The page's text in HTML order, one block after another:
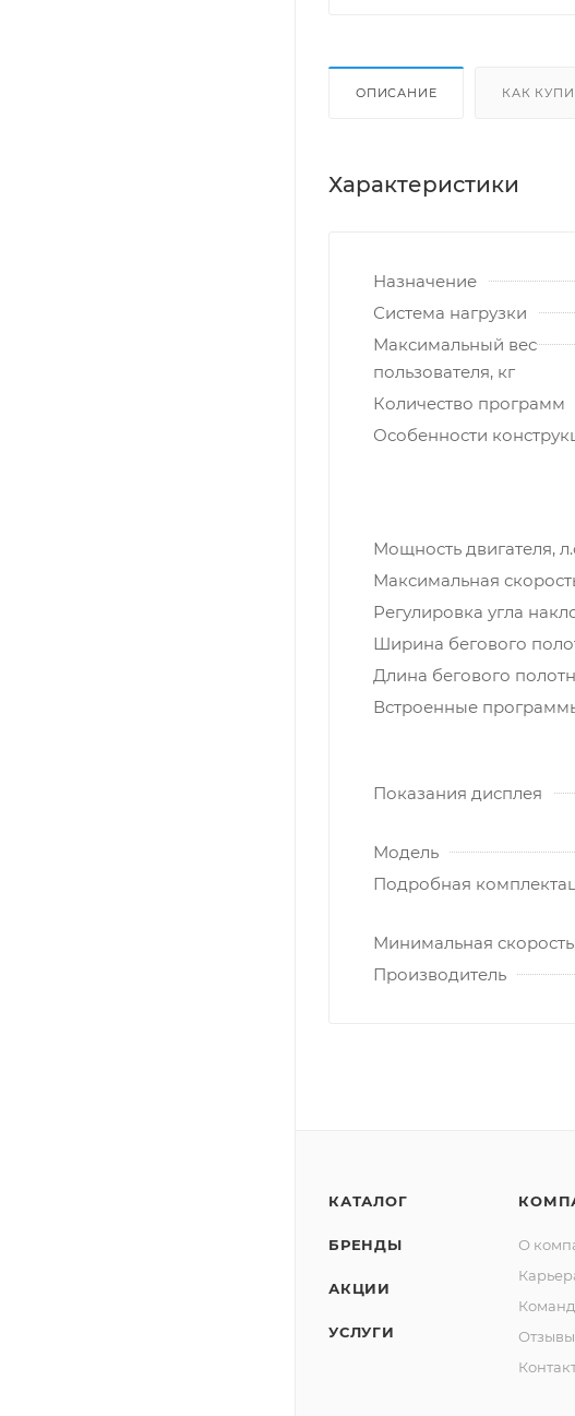
ОПИСАНИЕ КАК
Характеристики
Назначение
Система нагрузки
Максимальный вес
пользователя, кг
Количество программ
Особенности
Мощность двигателя,
Максимальная
Регулировка угла
Ширина бегового
Длина бегового
Встроенные
Показания дисплея
Модель
Подробная
Минимальная
Производитель
КАТАЛОГ
БРЕНДЫ
АКЦИИ
УСЛУГИ
О
Отзывы